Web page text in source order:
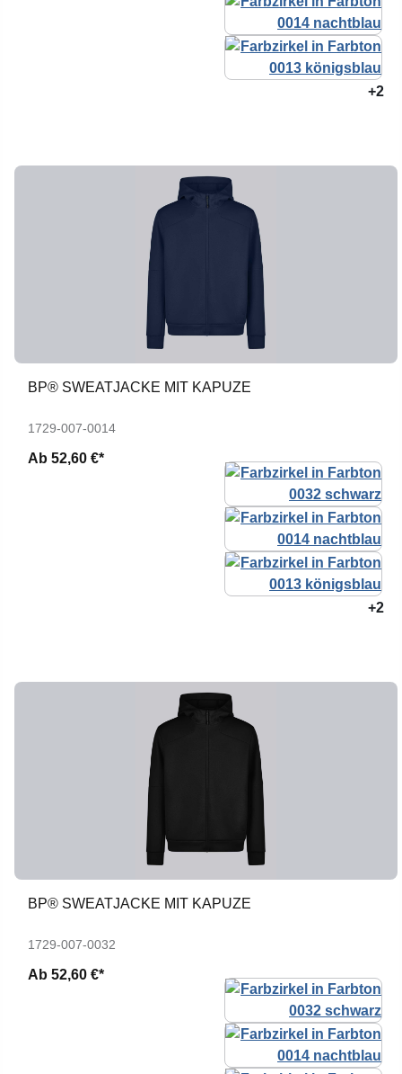
+2
BP® SWEATJACKE MIT KAPUZE
1729-007-0014
Ab 52,60 €*
+2
BP® SWEATJACKE MIT KAPUZE
1729-007-0032
Ab 52,60 €*